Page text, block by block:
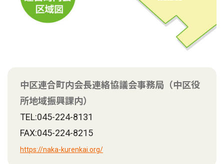
中区連合町内会長連絡協議会事務局（中区役
所地域振興課内）
TEL:045-224-8131
FAX:045-224-8215
https://naka-kurenkai.org/